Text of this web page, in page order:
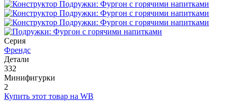
Серия
Френдс
Детали
332
Минифигурки
2
Купить этот товар на WB